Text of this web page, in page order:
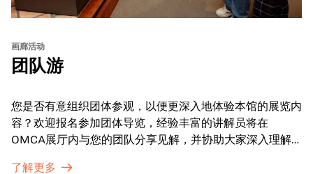
画廊活动
团队游
您是否有意组织团体参观，以便更深入地体验本馆的展览内
容？欢迎报名参加团体导览，经验丰富的讲解员将在
OMCA展厅内与您的团队分享见解，并协助大家深入理解
了解更多